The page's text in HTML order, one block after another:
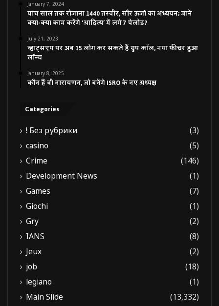
January 7, 2024
पांच साल तक रोजाना 1440 तस्वीर, सौर ऊर्जा का अध्ययन; जानें
क्या-क्या काम करेंगे ‘आदित्य’ में लगे 7 पेलोड?
July 21, 2023
व्हाट्सएप पर अब 15 लोग कर सकते हैं ग्रुप कॉल, नया फीचर हुआ
लॉन्च
January 8, 2025
कौन हैं वी नारायणन, जो बनेंगे ISRO के नए अध्यक्ष
Categories
! Без рубрики
(3)
casino
(5)
Crime
(146)
Development News
(1)
Games
(7)
Giochi
(1)
Gry
(2)
IANS
(8)
Jeux
(2)
job
(18)
legiano
(1)
Main Slide
(13,332)